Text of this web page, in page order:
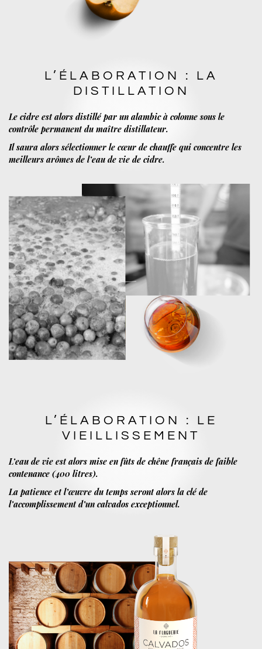
L’ÉLABORATION : LA
DISTILLATION
Le cidre est alors distillé par un alambic à colonne sous le
contrôle permanent du maître distillateur.
Il saura alors sélectionner le cœur de chauffe qui concentre les
meilleurs arômes de l’eau de vie de cidre.
L’ÉLABORATION : LE
VIEILLISSEMENT
L’eau de vie est alors mise en fûts de chêne français de faible
contenance (400 litres).
La patience et l’œuvre du temps seront alors la clé de
l’accomplissement d’un calvados exceptionnel.